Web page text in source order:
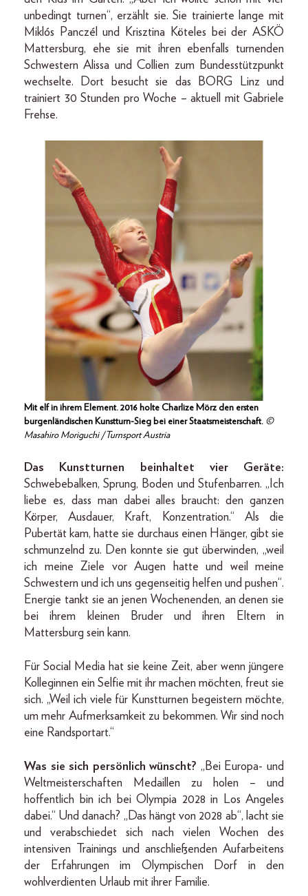
unbedingt turnen“, erzählt sie. Sie trainierte lange mit
Miklós Panczél und Krisztina Köteles bei der ASKÖ
Mattersburg, ehe sie mit ihren ebenfalls turnenden
Schwestern Alissa und Collien zum Bundesstützpunkt
wechselte. Dort besucht sie das BORG Linz und
trainiert 30 Stunden pro Woche – aktuell mit Gabriele
Frehse.
Mit elf in ihrem Element. 2016 holte Charlize Mörz den ersten
burgenländischen Kunstturn-Sieg bei einer Staatsmeisterschaft. ©
Masahiro Moriguchi /Turnsport Austria
Das Kunstturnen beinhaltet vier Geräte:
Schwebebalken, Sprung, Boden und Stufenbarren. „Ich
liebe es, dass man dabei alles braucht: den ganzen
Körper, Ausdauer, Kraft, Konzentration.“ Als die
Pubertät kam, hatte sie durchaus einen Hänger, gibt sie
schmunzelnd zu. Den konnte sie gut überwinden, „weil
ich meine Ziele vor Augen hatte und weil meine
Schwestern und ich uns gegenseitig helfen und pushen“.
Energie tankt sie an jenen Wochenenden, an denen sie
bei ihrem kleinen Bruder und ihren Eltern in
Mattersburg sein kann.
Für Social Media hat sie keine Zeit, aber wenn jüngere
Kolleginnen ein Selfie mit ihr machen möchten, freut sie
sich. „Weil ich viele für Kunstturnen begeistern möchte,
um mehr Aufmerksamkeit zu bekommen. Wir sind noch
eine Randsportart.“
Was sie sich persönlich wünscht? „Bei Europa- und
Weltmeisterschaften Medaillen zu holen – und
hoffentlich bin ich bei Olympia 2028 in Los Angeles
dabei.“ Und danach? „Das hängt von 2028 ab“, lacht sie
und verabschiedet sich nach vielen Wochen des
intensiven Trainings und anschließenden Aufarbeitens
der Erfahrungen im Olympischen Dorf in den
wohlverdienten Urlaub mit ihrer Familie.